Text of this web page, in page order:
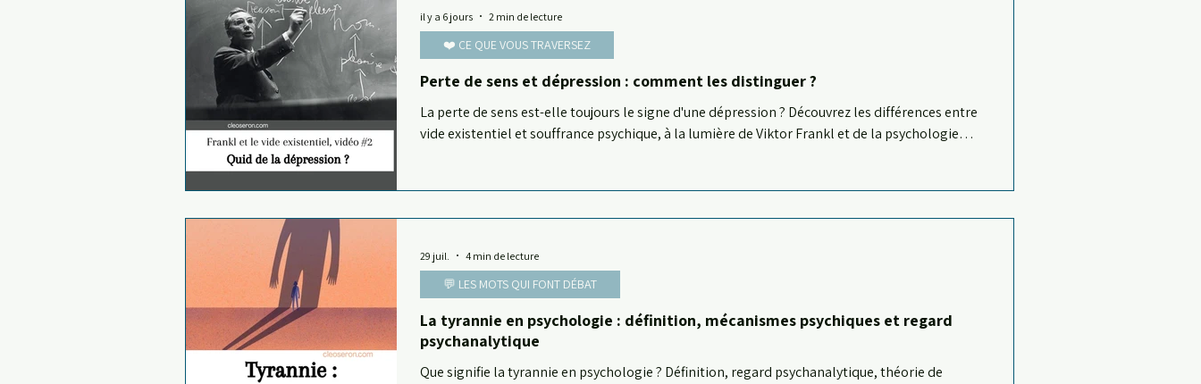
Perte de sens et dépression : comment les distinguer ?
La perte de sens est-elle toujours le signe d'une dépression ? Découvrez les différences entre
vide existentiel et souffrance psychique, à la lumière de Viktor Frankl et de la psychologie
❤️ CE QUE VOUS TRAVERSEZ
il y a 6 jours 2 min de lecture
La tyrannie en psychologie : définition, mécanismes psychiques et regard
psychanalytique
Que signifie la tyrannie en psychologie ? Définition, regard psychanalytique, théorie de
💬 LES MOTS QUI FONT DÉBAT
29 juil. 4 min de lecture